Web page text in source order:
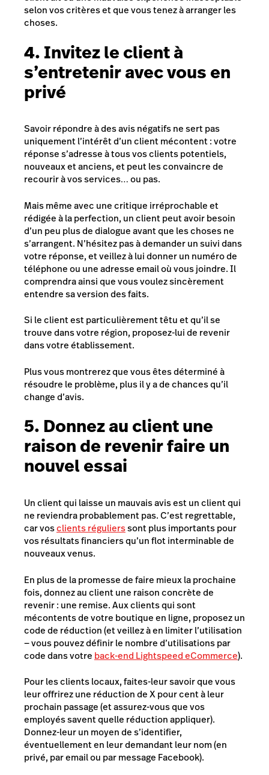
selon vos critères et que vous tenez à arranger les
choses.
4. Invitez le client à
s’entretenir avec vous en
privé
Savoir répondre à des avis négatifs ne sert pas
uniquement l’intérêt d’un client mécontent : votre
réponse s’adresse à tous vos clients potentiels,
nouveaux et anciens, et peut les convaincre de
recourir à vos services… ou pas.
Mais même avec une critique irréprochable et
rédigée à la perfection, un client peut avoir besoin
d’un peu plus de dialogue avant que les choses ne
s’arrangent. N’hésitez pas à demander un suivi dans
votre réponse, et veillez à lui donner un numéro de
téléphone ou une adresse email où vous joindre. Il
comprendra ainsi que vous voulez sincèrement
entendre sa version des faits.
Si le client est particulièrement têtu et qu’il se
trouve dans votre région, proposez-lui de revenir
dans votre établissement.
Plus vous montrerez que vous êtes déterminé à
résoudre le problème, plus il y a de chances qu’il
change d’avis.
5. Donnez au client une
raison de revenir faire un
nouvel essai
Un client qui laisse un mauvais avis est un client qui
ne reviendra probablement pas. C’est regrettable,
car vosclients régulierssont plus importants pour
vos résultats financiers qu’un flot interminable de
nouveaux venus.
En plus de la promesse de faire mieux la prochaine
fois, donnez au client une raison concrète de
revenir : une remise. Aux clients qui sont
mécontents de votre boutique en ligne, proposez un
code de réduction (et veillez à en limiter l’utilisation
— vous pouvez définir le nombre d’utilisations par
code dans votre back-end Lightspeed eCommerce).
Pour les clients locaux, faites-leur savoir que vous
leur offrirez une réduction de X pour cent à leur
prochain passage (et assurez-vous que vos
employés savent quelle réduction appliquer).
Donnez-leur un moyen de s’identifier,
éventuellement en leur demandant leur nom (en
privé, par email ou par message Facebook).